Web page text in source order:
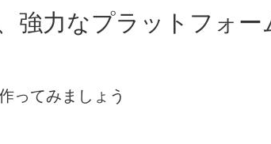
強力なプラットフォー
ってみましょう